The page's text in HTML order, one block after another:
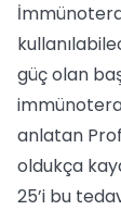
güç olan
anlatan
oldukça
25’i bu